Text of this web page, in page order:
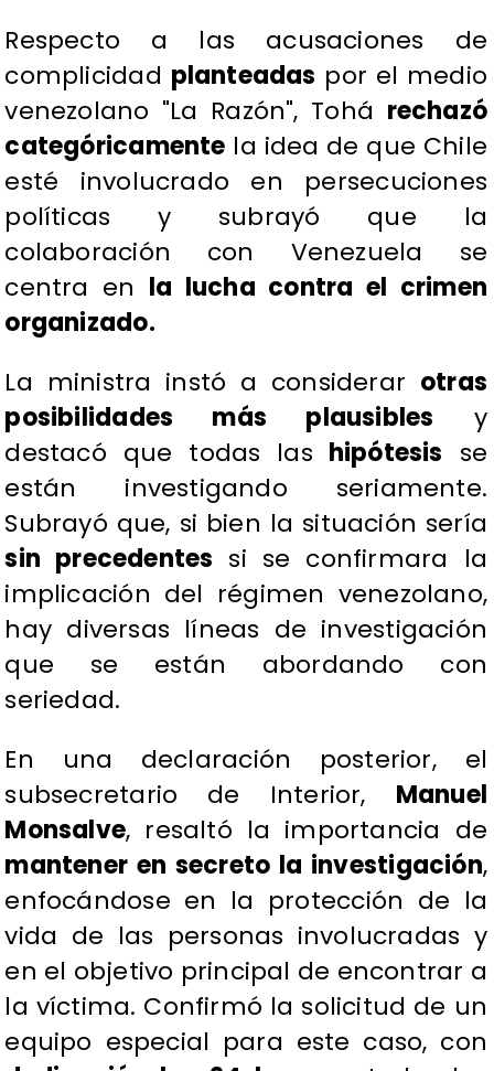
​Respecto a las acusaciones de
complicidad planteadas por el medio
venezolano "La Razón", Tohá rechazó
categóricamente la idea de que Chile
esté involucrado en persecuciones
políticas y subrayó que la
colaboración con Venezuela se
centra en la lucha contra el crimen
organizado.
​La ministra instó a considerar otras
posibilidades más plausibles y
destacó que todas las hipótesis se
están investigando seriamente.
Subrayó que, si bien la situación sería
sin precedentes si se confirmara la
implicación del régimen venezolano,
hay diversas líneas de investigación
que se están abordando con
seriedad.
​En una declaración posterior, el
subsecretario de Interior, Manuel
Monsalve, resaltó la importancia de
mantener en secreto la investigación,
enfocándose en la protección de la
vida de las personas involucradas y
en el objetivo principal de encontrar a
la víctima. Confirmó la solicitud de un
equipo especial para este caso, con